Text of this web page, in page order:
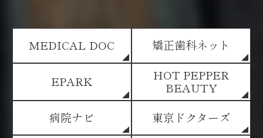
MEDICAL DOC 矯正歯科ネット
EPARK
HOT PEPPER
BEAUTY
病院ナビ 東京ドクターズ